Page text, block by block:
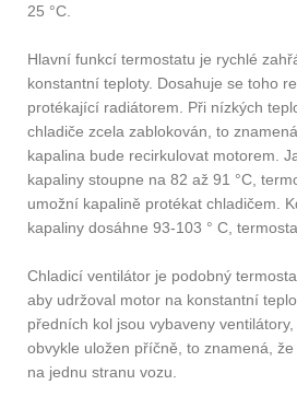
25 °C.
Hlavní funkcí termostatu je rychlé
konstantní teploty. Dosahuje se toho
protékající radiátorem. Při nízkých
chladiče zcela zablokován, to
kapalina bude recirkulovat motorem.
kapaliny stoupne na 82 až 91 °C,
umožní kapalině protékat chladičem.
kapaliny dosáhne 93-103 ° C,
Chladicí ventilátor je podobný
aby udržoval motor na konstantní
předních kol jsou vybaveny
obvykle uložen příčně, to znamená,
na jednu stranu vozu.